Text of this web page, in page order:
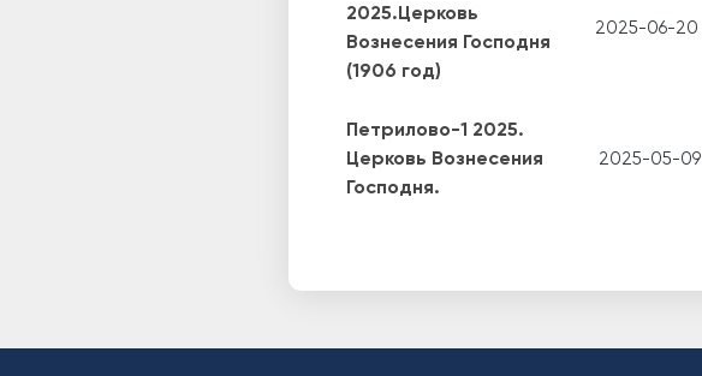
2025.Церковь
Вознесения Господня
(1906 год)
2025-06-20
Петрилово-1 2025.
Церковь Вознесения
Господня.
2025-05-09